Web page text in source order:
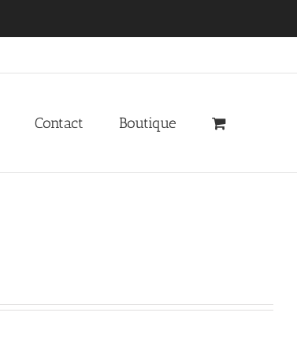
Contact Boutique